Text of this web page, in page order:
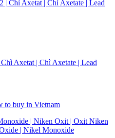
Axetat | Chì Axetate | Lead
to buy in Vietnam